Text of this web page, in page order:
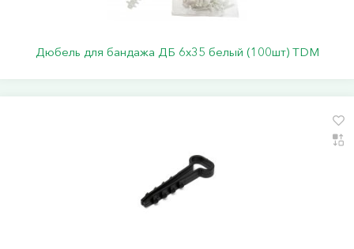
Дюбель для бандажа ДБ 6х35 белый (100шт) TDM